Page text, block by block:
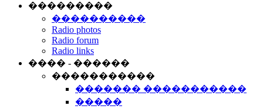
���������
����������
Radio photos
Radio forum
Radio links
���� - ������
�����������
������� �����������
�����